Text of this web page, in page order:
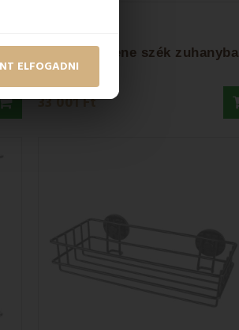
ELFOGADNI
AWD Selene szék zuhanyba
33 001 Ft